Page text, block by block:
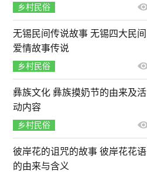
乡村民俗
无锡民间传说故事 无锡四大民间
爱情故事传说
乡村民俗
彝族文化 彝族摸奶节的由来及活
动内容
乡村民俗
彼岸花的诅咒的故事 彼岸花花语
的由来与含义